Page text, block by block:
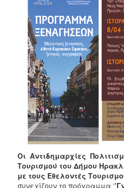
ΠΟΛΙΤΙΣΜΟΣ
ΑΝΘΕΚΤΙΚΗ
Οι Αντιδημαρχίες
Τουρισμού του Δήμου
με τους Εθελοντές
συνεχίζουν το πρόγραμμα ‘